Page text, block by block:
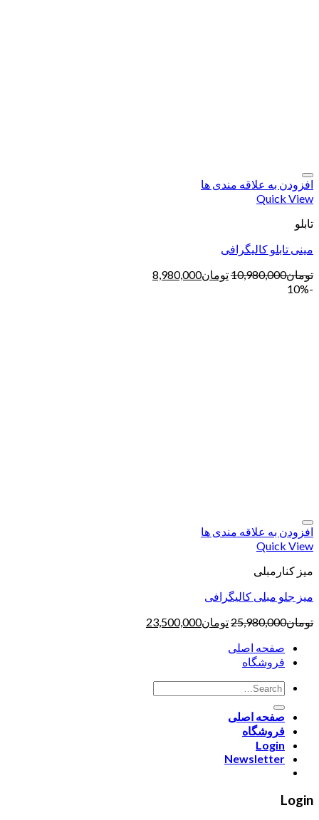
افزودن به علاقه مندی ها
Quick View
تابلو
مینی تابلو کالیگرافی
تومان10,980,000تومان8,980,000
-10%
افزودن به علاقه مندی ها
Quick View
میز کنارمبلی
میز جلو مبلی کالیگرافی
تومان25,980,000تومان23,500,000
صفحه اصلی
فروشگاه
صفحه اصلی
فروشگاه
Login
Newsletter
Login